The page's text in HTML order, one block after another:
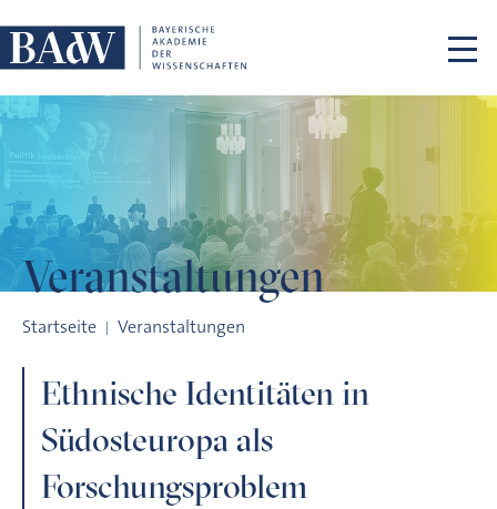
Veranstaltungen
Startseite Veranstaltungen
Ethnische Identitäten in
Südosteuropa als
Forschungsproblem